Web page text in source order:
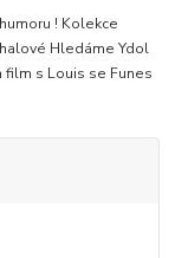
! Kolekce
Hledáme Ydol
s Louis se Funes